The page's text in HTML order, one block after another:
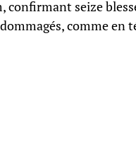
seize
comme en